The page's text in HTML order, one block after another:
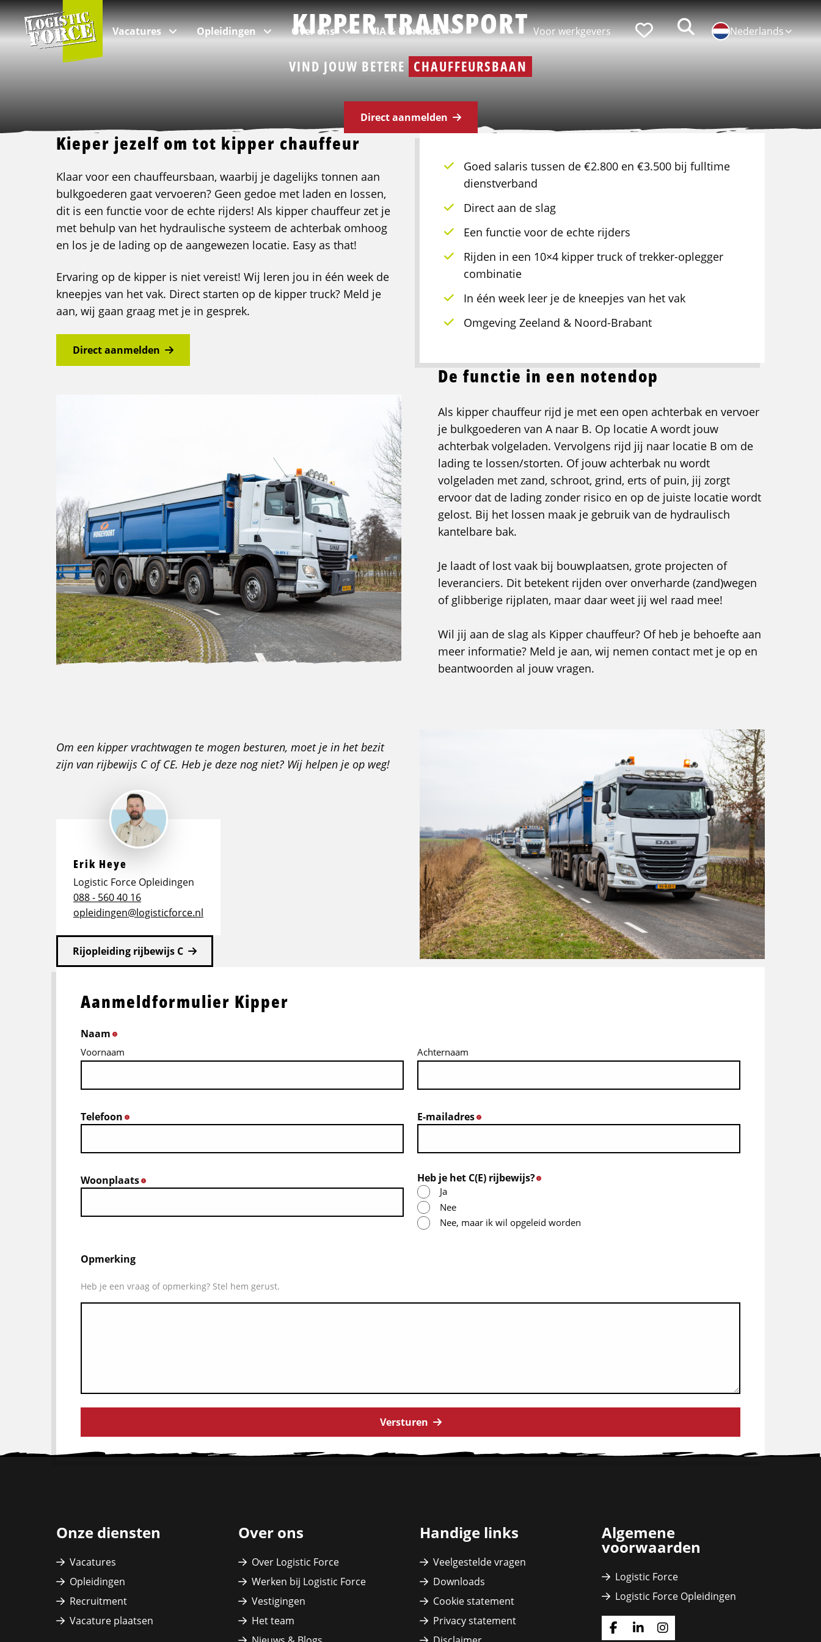
Logistic
Force
Vacatures
Per branche
Alle vacatures
Logistieke vacatures
Chauffeur vacatures
Verhuizing vacatures
Populaire locaties
Vacatures in Rotterdam
Vacatures in Amsterdam
Vacatures in Tilburg
Vacatures in Eindhoven
Vacatures in Den Haag
Populaire functies
Bijrijder
Opleidingen
Categorieën
Intern transport opleidingen
Rijopleidingen
Taalopleidingen
Veiligheidsopleidingen
Code 95
Alle code 95 opleidingen
Heftruck
Reachtruck
EHBO onderweg
Basisveiligheid VCA
Persoonlijke ontwikkeling
Loopbaan coaching
Over ons
Over ons
Over Logistic Force
Veelgestelde vragen
Nieuws & Blogs
Klachten
Kom in contact
Vestigingen & afdelingen
Bekijk landkaart
Team
Werken bij Logistic Force
Contact
VIA & UBrands
VIA Logistics Professionals
VIA - Recruitment voor professionals
UBrands
UBrands - Legends in Supply Chain
Voor werkgevers FavorietenZoekenNederlands
KIPPER TRANSPORT
VIND JOUW BETERE CHAUFFEURSBAAN
Direct aanmelden
Kieper jezelf om tot kipper chauffeur
Klaar voor een chauffeursbaan, waarbij je dagelijks tonnen aan
bulkgoederen gaat vervoeren? Geen gedoe met laden en lossen,
dit is een functie voor de echte rijders! Als kipper chauffeur zet je
met behulp van het hydraulische systeem de achterbak omhoog
en los je de lading op de aangewezen locatie. Easy as that!
Ervaring op de kipper is niet vereist! Wij leren jou in één week de
kneepjes van het vak. Direct starten op de kipper truck? Meld je
aan, wij gaan graag met je in gesprek.
Direct aanmelden
Goed salaris tussen de €2.800 en €3.500 bij fulltime
dienstverband
Direct aan de slag
Een functie voor de echte rijders
Rijden in een 10×4 kipper truck of trekker-oplegger
combinatie
In één week leer je de kneepjes van het vak
Omgeving Zeeland & Noord-Brabant
De functie in een notendop
Als kipper chauffeur rijd je met een open achterbak en vervoer
je bulkgoederen van A naar B. Op locatie A wordt jouw
achterbak volgeladen. Vervolgens rijd jij naar locatie B om de
lading te lossen/storten. Of jouw achterbak nu wordt
volgeladen met zand, schroot, grind, erts of puin, jij zorgt
ervoor dat de lading zonder risico en op de juiste locatie wordt
gelost. Bij het lossen maak je gebruik van de hydraulisch
kantelbare bak.
Je laadt of lost vaak bij bouwplaatsen, grote projecten of
leveranciers. Dit betekent rijden over onverharde (zand)wegen
of glibberige rijplaten, maar daar weet jij wel raad mee!
Wil jij aan de slag als Kipper chauffeur? Of heb je behoefte aan
meer informatie? Meld je aan, wij nemen contact met je op en
beantwoorden al jouw vragen.
Om een kipper vrachtwagen te mogen besturen, moet je in het bezit
zijn van rijbewijs C of CE. Heb je deze nog niet? Wij helpen je op weg!
Erik Heye
Logistic Force Opleidingen
088 - 560 40 16
opleidingen@logisticforce.nl
Rijopleiding rijbewijs C
Aanmeldformulier Kipper
Naam
Voornaam Achternaam
Telefoon E-mailadres
Woonplaats Heb je het C(E) rijbewijs?
Ja
Nee
Nee, maar ik wil opgeleid worden
Opmerking
Heb je een vraag of opmerking? Stel hem gerust.
Versturen
Onze diensten
Vacatures
Opleidingen
Recruitment
Vacature plaatsen
Over ons
Over Logistic Force
Werken bij Logistic Force
Vestigingen
Het team
Handige links
Veelgestelde vragen
Downloads
Cookie statement
Privacy statement
Algemene
voorwaarden
Logistic Force
Logistic Force Opleidingen
Ga Ga Ga